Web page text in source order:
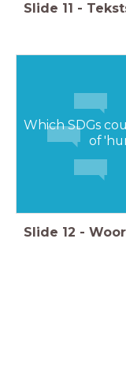
Slide 11 -
Which SDGs
of
Slide 12 -